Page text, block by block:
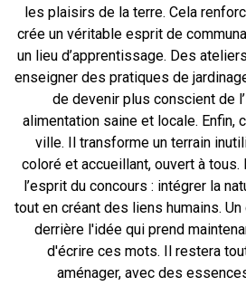
les plaisirs de la terre. Cela
crée un véritable esprit de
un lieu d’apprentissage. Des
enseigner des pratiques de
de devenir plus conscient de
alimentation saine et locale. Enfin,
ville. Il transforme un terrain
coloré et accueillant, ouvert à
l’esprit du concours : intégrer la
tout en créant des liens humains.
derrière l'idée qui prend
d'écrire ces mots. Il restera
aménager, avec des